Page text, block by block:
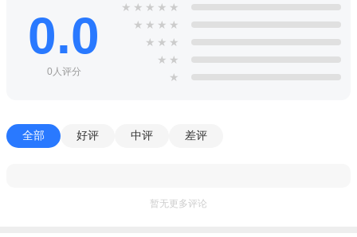
0.0
0人评分
★ ★ ★ ★ ★
★ ★ ★ ★
★ ★ ★
★ ★
★
全部 好评 中评 差评
暂无更多评论